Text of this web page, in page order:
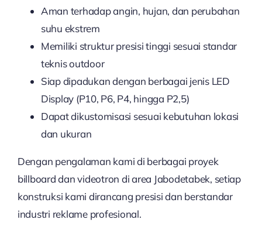
Aman terhadap angin, hujan, dan perubahan
suhu ekstrem
Memiliki struktur presisi tinggi sesuai standar
teknis outdoor
Siap dipadukan dengan berbagai jenis LED
Display (P10, P6, P4, hingga P2,5)
Dapat dikustomisasi sesuai kebutuhan lokasi
dan ukuran
Dengan pengalaman kami di berbagai proyek
billboard dan videotron di area Jabodetabek, setiap
konstruksi kami dirancang presisi dan berstandar
industri reklame profesional.